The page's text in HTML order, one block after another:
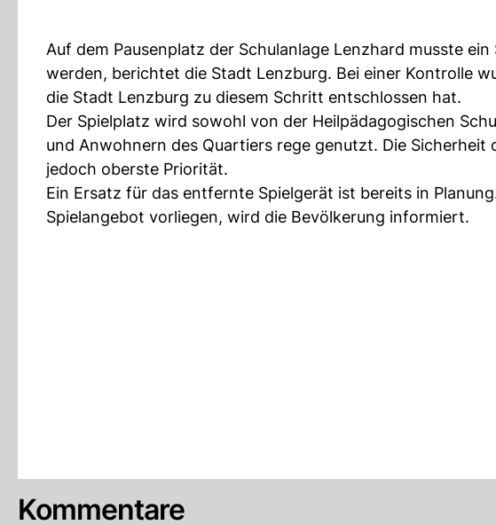
Auf dem Pausenplatz der Schulanlage Lenzhard musste
werden, berichtet die Stadt Lenzburg. Bei einer Kontrolle
die Stadt Lenzburg zu diesem Schritt entschlossen hat.
Der Spielplatz wird sowohl von der Heilpädagogischen
und Anwohnern des Quartiers rege genutzt. Die
jedoch oberste Priorität.
Ein Ersatz für das entfernte Spielgerät ist bereits in
Spielangebot vorliegen, wird die Bevölkerung informiert.
Kommentare